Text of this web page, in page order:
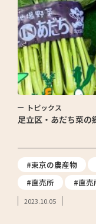
トピックス
足立区・あだち菜の
#東京の農産物
#直売所
#直売
2023.10.05